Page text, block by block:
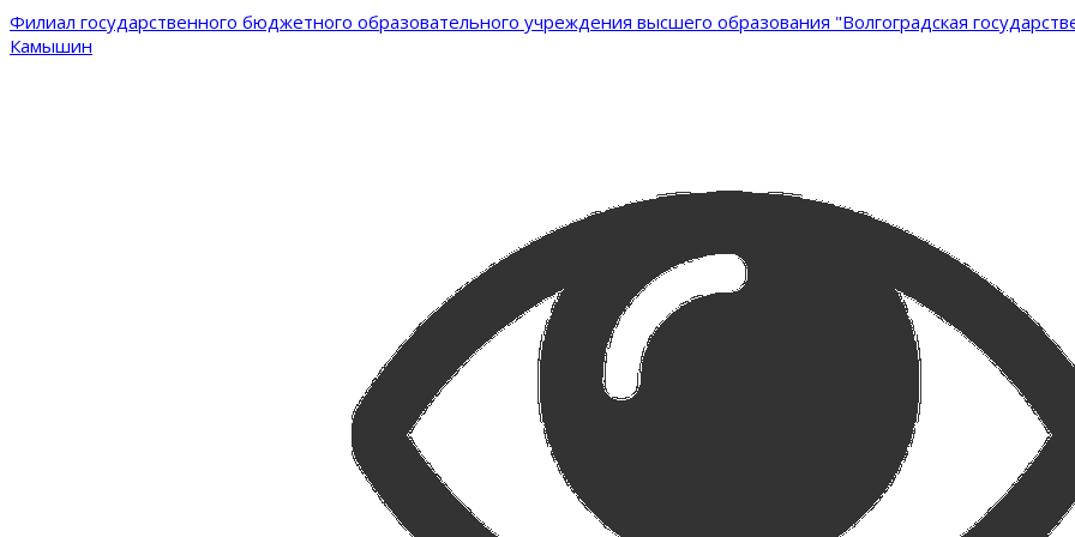
Филиал государственного бюджетного образовательного учреждения высшего образования "Волгоградская
Камышин